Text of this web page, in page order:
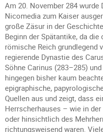
Am 20. November 284
Nicomedia zum Kaiser
große Zäsur in der
Beginn der Spätantike, da
römische Reich grundlegend
regierende Dynastie des
Söhne Carinus (283–285)
hingegen bisher kaum
epigraphische,
Quellen aus und zeigt, dass
Herrscherhauses – wie in
oder hinsichtlich des
richtungsweisend waren.